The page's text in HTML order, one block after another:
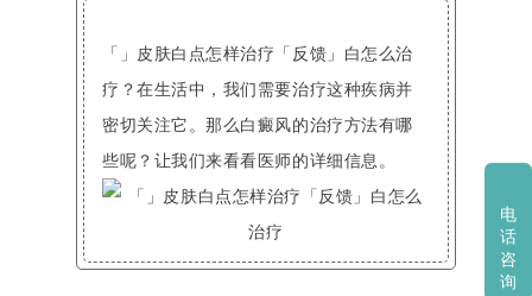
「」皮肤白点怎样治疗「反馈」白怎么治
疗？在生活中，我们需要治疗这种疾病并
密切关注它。那么白癜风的治疗方法有哪
些呢？让我们来看看医师的详细信息。
电
话
咨
询